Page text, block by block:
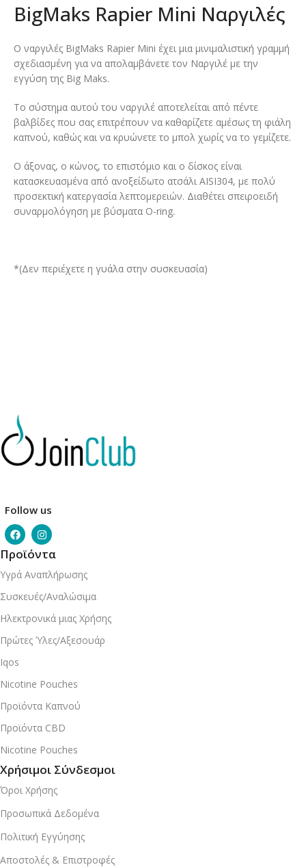
BigMaks Rapier Mini Ναργιλές
Ο ναργιλές BigMaks Rapier Mini έχει μια μινιμαλιστική γραμμή
σχεδιασμένη για να απολαμβάνετε τον Ναργιλέ με την
εγγύση της Big Maks.
Το σύστημα αυτού του ναργιλέ αποτελείται από πέντε
βαλβίδες που σας επιτρέπουν να καθαρίζετε αμέσως τη φιάλη
καπνού, καθώς και να κρυώνετε το μπολ χωρίς να το γεμίζετε.
Ο άξονας, ο κώνος, το επιστόμιο και ο δίσκος είναι
κατασκευασμένα από ανοξείδωτο ατσάλι AISI304, με πολύ
προσεκτική κατεργασία λεπτομερειών. Διαθέτει σπειροειδή
συναρμολόγηση με βύσματα O-ring.
*(Δεν περιέχετε η γυάλα στην συσκευασία)
Follow us
Προϊόντα
Υγρά Αναπλήρωσης
Συσκευές/Αναλώσιμα
Ηλεκτρονικά μιας Χρήσης
Πρώτες Ύλες/Αξεσουάρ
Iqos
Nicotine Pouches
Προϊόντα Καπνού
Προϊόντα CBD
Nicotine Pouches
Χρήσιμοι Σύνδεσμοι
Όροι Χρήσης
Προσωπικά Δεδομένα
Πολιτική Εγγύησης
Αποστολές & Επιστροφές